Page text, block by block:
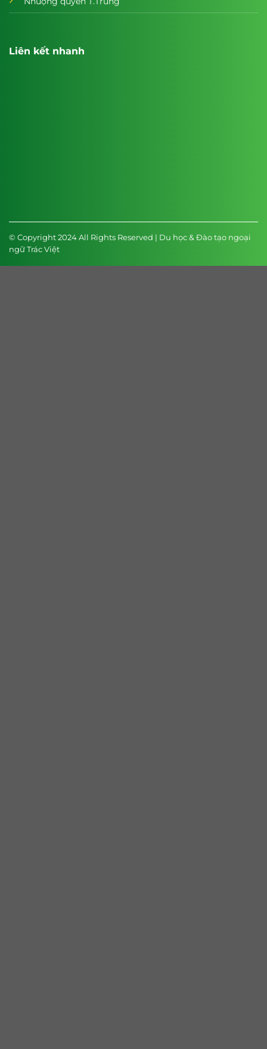
Liên kết nhanh
© Copyright 2024 All Rights Reserved | Du học & Đào tạo ngoại
ngữ Trác Việt